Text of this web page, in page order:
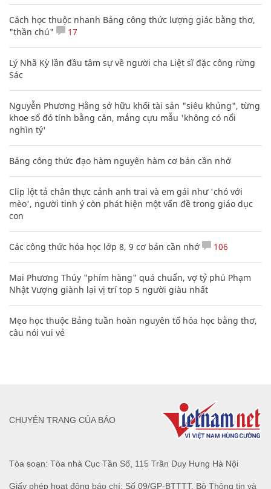
Cách học thuộc nhanh Bảng công thức lượng giác bằng thơ,
"thần chú"
17
Lý Nhã Kỳ lần đầu tâm sự về người cha Liệt sĩ đặc công rừng
Sác
Nguyễn Phương Hằng sở hữu khối tài sản "siêu khủng", từng
khoe sổ đỏ tính bằng cân, mắng cựu mẫu 'không có nổi
nghìn tỷ'
Bảng công thức đạo hàm nguyên hàm cơ bản cần nhớ
Clip lột tả chân thực cảnh anh trai và em gái như 'chó với
mèo', người tinh ý còn phát hiện một vấn đề trong giáo dục
con
Các công thức hóa học lớp 8, 9 cơ bản cần nhớ 106
Mai Phương Thúy "phím hàng" quá chuẩn, vợ tỷ phú Phạm
Nhật Vượng giành lại vị trí top 5 người giàu nhất
Mẹo học thuộc Bảng tuần hoàn nguyên tố hóa học bằng thơ,
câu nói vui vẻ
Tòa soạn: Tòa nhà Cục Tần Số, 115 Trần Duy Hưng Hà Nội
Giấy phép hoạt động báo chí: Số 09/GP-BTTTT, Bộ Thông tin và
CHUYÊN TRANG CỦA BÁO